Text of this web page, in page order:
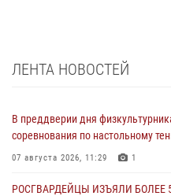
ЛЕНТА НОВОСТЕЙ
В преддверии дня
соревнования по настольному
07 августа 2026, 11:29 1
РОСГВАРДЕЙЦЫ ИЗЪЯЛИ БОЛЕЕ